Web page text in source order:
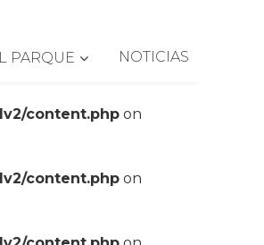
PARQUE NOTICIAS
content.php on
content.php on